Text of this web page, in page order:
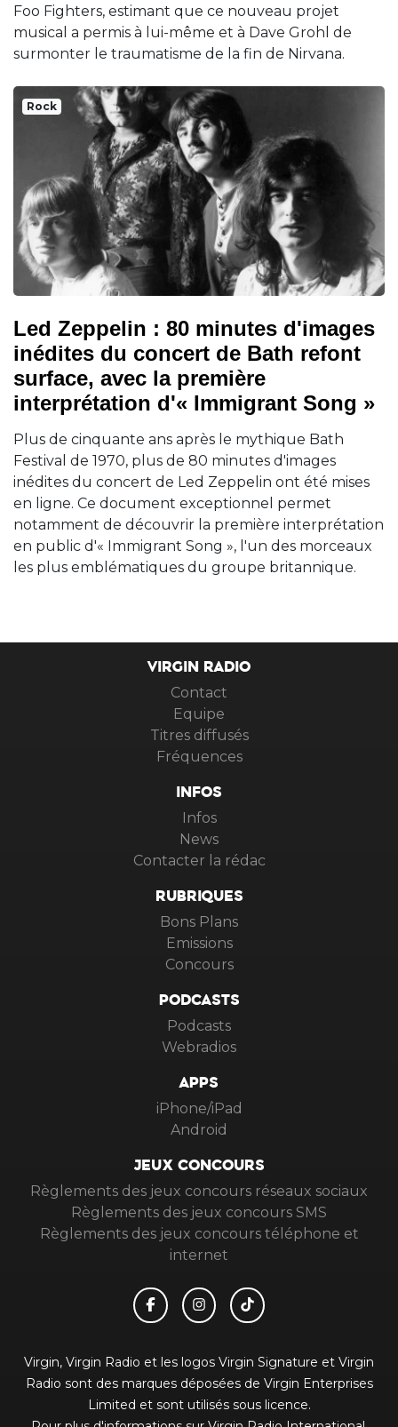
Foo Fighters, estimant que ce nouveau projet
musical a permis à lui-même et à Dave Grohl de
surmonter le traumatisme de la fin de Nirvana.
Rock
Led Zeppelin : 80 minutes d'images
inédites du concert de Bath refont
surface, avec la première
interprétation d'« Immigrant Song »
Plus de cinquante ans après le mythique Bath
Festival de 1970, plus de 80 minutes d'images
inédites du concert de Led Zeppelin ont été mises
en ligne. Ce document exceptionnel permet
notamment de découvrir la première interprétation
en public d'« Immigrant Song », l'un des morceaux
les plus emblématiques du groupe britannique.
VIRGIN RADIO
Contact
Equipe
Titres diffusés
Fréquences
INFOS
Infos
News
Contacter la rédac
RUBRIQUES
Bons Plans
Emissions
Concours
PODCASTS
Podcasts
Webradios
APPS
iPhone/iPad
Android
JEUX CONCOURS
Règlements des jeux concours réseaux sociaux
Règlements des jeux concours SMS
Règlements des jeux concours téléphone et
internet
Virgin, Virgin Radio et les logos Virgin Signature et Virgin
Radio sont des marques déposées de Virgin Enterprises
Limited et sont utilisés sous licence.